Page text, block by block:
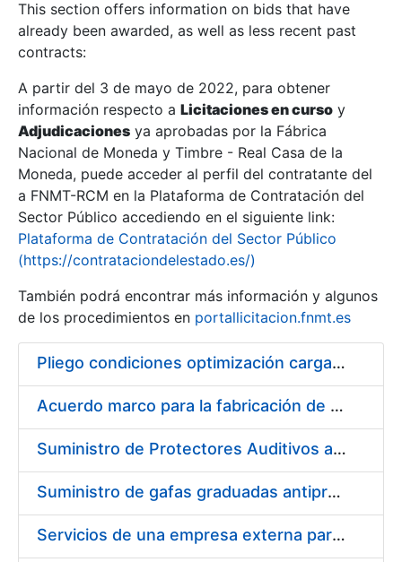
Show/Hide
Show/Hide
Show/Hide
This section offers information on bids that have
already been awarded, as well as less recent past
contracts:
A partir del 3 de mayo de 2022, para obtener
información respecto a Licitaciones en curso y
Adjudicaciones ya aprobadas por la Fábrica
Nacional de Moneda y Timbre - Real Casa de la
Moneda, puede acceder al perfil del contratante del
a FNMT-RCM en la Plataforma de Contratación del
Sector Público accediendo en el siguiente link:
Plataforma de Contratación del Sector Público
(https://contrataciondelestado.es/)
También podrá encontrar más información y algunos
de los procedimientos en portallicitacion.fnmt.es
Pliego condiciones optimización cargas compras firmado
Acuerdo marco para la fabricación de piezas
Suministro de Protectores Auditivos a medida para las personas trabajadoras de los Centros de Trabajo de Madrid y Burgos
Suministro de gafas graduadas antiproyecciones para los trabajadores de la FNMT-RCM en los centros de trabajo de Madrid y Burgos
Servicios de una empresa externa para el asesoramiento y resolución de los recursos de alzada que se presentan relacionados con procesos de selección para la FNMT-RCM